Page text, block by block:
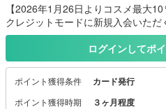
【2026年1月26日よりコスメ最大10
クレジットモードに新規入会いただ
OPPINGにてVポイントが最大10％
※ 上記ポイント還元率は、通常のポ
す。
※ 当プランや最大10％還元の条件
をご確認ください。
ログインしてポ
ポイント獲得条件 カード発行
ポイント獲得時期 ３ヶ月程度